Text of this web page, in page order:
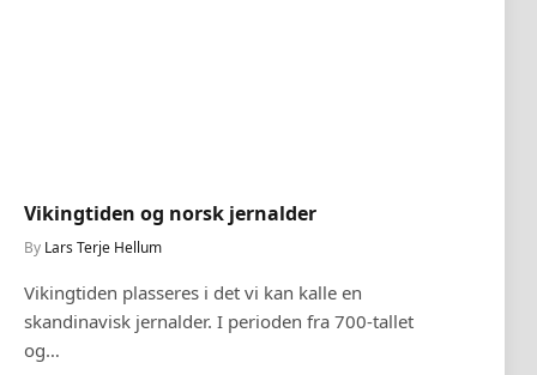
Vikingtiden og norsk jernalder
By Lars Terje Hellum
Vikingtiden plasseres i det vi kan kalle en
skandinavisk jernalder. I perioden fra 700-tallet
og…